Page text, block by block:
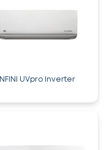
INFINI UVpro Inverter